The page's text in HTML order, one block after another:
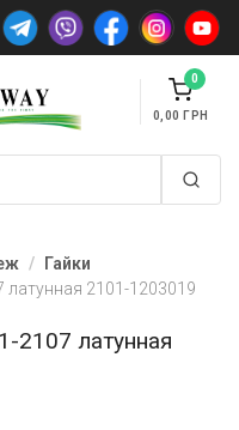
0
0,00
Гайки
2101-1203019
2107 латунная